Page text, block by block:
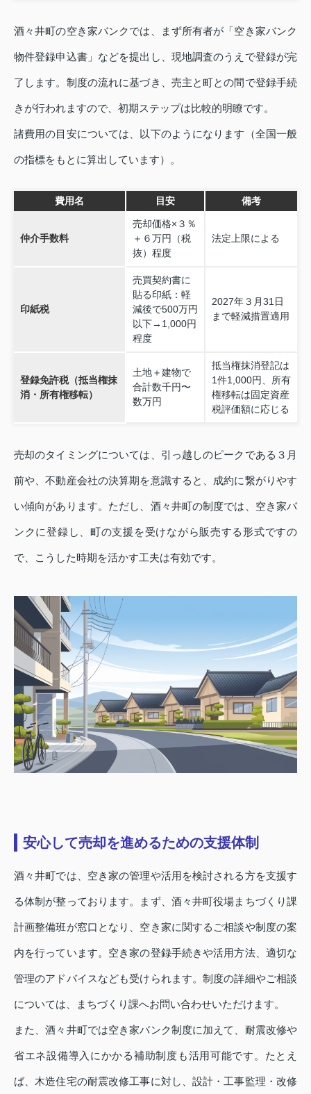
酒々井町の空き家バンクでは、まず所有者が「空き家バンク
物件登録申込書」などを提出し、現地調査のうえで登録が完
了します。制度の流れに基づき、売主と町との間で登録手続
きが行われますので、初期ステップは比較的明瞭です。
諸費用の目安については、以下のようになります（全国一般
の指標をもとに算出しています）。
費用名 目安 備考
仲介手数料
売却価格×３％
＋６万円（税
抜）程度
法定上限による
印紙税
売買契約書に
貼る印紙：軽
減後で500万円
以下→1,000円
程度
2027年３月31日
まで軽減措置適用
登録免許税（抵当権抹
消・所有権移転）
土地＋建物で
合計数千円〜
数万円
抵当権抹消登記は
1件1,000円、所有
権移転は固定資産
税評価額に応じる
売却のタイミングについては、引っ越しのピークである３月
前や、不動産会社の決算期を意識すると、成約に繋がりやす
い傾向があります。ただし、酒々井町の制度では、空き家バ
ンクに登録し、町の支援を受けながら販売する形式ですの
で、こうした時期を活かす工夫は有効です。
安心して売却を進めるための支援体制
酒々井町では、空き家の管理や活用を検討される方を支援す
る体制が整っております。まず、酒々井町役場まちづくり課
計画整備班が窓口となり、空き家に関するご相談や制度の案
内を行っています。空き家の登録手続きや活用方法、適切な
管理のアドバイスなども受けられます。制度の詳細やご相談
については、まちづくり課へお問い合わせいただけます。
また、酒々井町では空き家バンク制度に加えて、耐震改修や
省エネ設備導入にかかる補助制度も活用可能です。たとえ
ば、木造住宅の耐震改修工事に対し、設計・工事監理・改修